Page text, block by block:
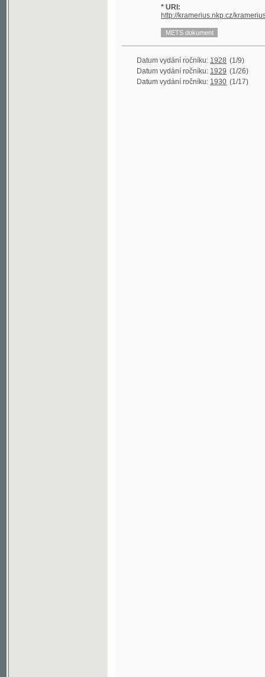
Datum vydání ročníku:1928 (1/9)
Datum vydání ročníku:1929 (1/26)
Datum vydání ročníku:1930 (1/17)